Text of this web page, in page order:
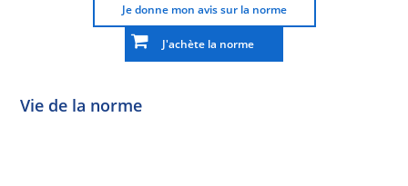
Je donne mon avis sur la norme
J'achète la norme
Vie de la norme